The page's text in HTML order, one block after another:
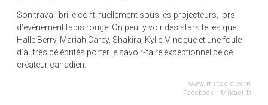
Son travail brille continuellement sous les projecteurs, lors
d’événement tapis rouge. On peut y voir des stars telles que
Halle Berry, Mariah Carey, Shakira, Kylie Minogue et une foule
d’autres célébrités porter le savoir-faire exceptionnel de ce
créateur canadien.
www.mikaeld.com
Facebook : Mikael D